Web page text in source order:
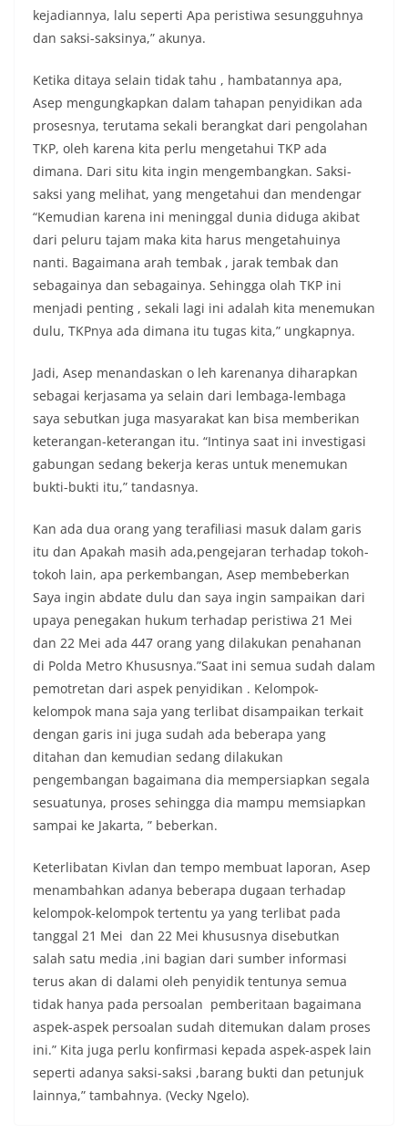
kejadiannya, lalu seperti Apa peristiwa sesungguhnya
dan saksi-saksinya,” akunya.
Ketika ditaya selain tidak tahu , hambatannya apa,
Asep mengungkapkan dalam tahapan penyidikan ada
prosesnya, terutama sekali berangkat dari pengolahan
TKP, oleh karena kita perlu mengetahui TKP ada
dimana. Dari situ kita ingin mengembangkan. Saksi-
saksi yang melihat, yang mengetahui dan mendengar
“Kemudian karena ini meninggal dunia diduga akibat
dari peluru tajam maka kita harus mengetahuinya
nanti. Bagaimana arah tembak , jarak tembak dan
sebagainya dan sebagainya. Sehingga olah TKP ini
menjadi penting , sekali lagi ini adalah kita menemukan
dulu, TKPnya ada dimana itu tugas kita,” ungkapnya.
Jadi, Asep menandaskan o leh karenanya diharapkan
sebagai kerjasama ya selain dari lembaga-lembaga
saya sebutkan juga masyarakat kan bisa memberikan
keterangan-keterangan itu. “Intinya saat ini investigasi
gabungan sedang bekerja keras untuk menemukan
bukti-bukti itu,” tandasnya.
Kan ada dua orang yang terafiliasi masuk dalam garis
itu dan Apakah masih ada,pengejaran terhadap tokoh-
tokoh lain, apa perkembangan, Asep membeberkan
Saya ingin abdate dulu dan saya ingin sampaikan dari
upaya penegakan hukum terhadap peristiwa 21 Mei
dan 22 Mei ada 447 orang yang dilakukan penahanan
di Polda Metro Khususnya.”Saat ini semua sudah dalam
pemotretan dari aspek penyidikan . Kelompok-
kelompok mana saja yang terlibat disampaikan terkait
dengan garis ini juga sudah ada beberapa yang
ditahan dan kemudian sedang dilakukan
pengembangan bagaimana dia mempersiapkan segala
sesuatunya, proses sehingga dia mampu memsiapkan
sampai ke Jakarta, ” beberkan.
Keterlibatan Kivlan dan tempo membuat laporan, Asep
menambahkan adanya beberapa dugaan terhadap
kelompok-kelompok tertentu ya yang terlibat pada
tanggal 21 Mei dan 22 Mei khususnya disebutkan
salah satu media ,ini bagian dari sumber informasi
terus akan di dalami oleh penyidik tentunya semua
tidak hanya pada persoalan pemberitaan bagaimana
aspek-aspek persoalan sudah ditemukan dalam proses
ini.” Kita juga perlu konfirmasi kepada aspek-aspek lain
seperti adanya saksi-saksi ,barang bukti dan petunjuk
lainnya,” tambahnya. (Vecky Ngelo).